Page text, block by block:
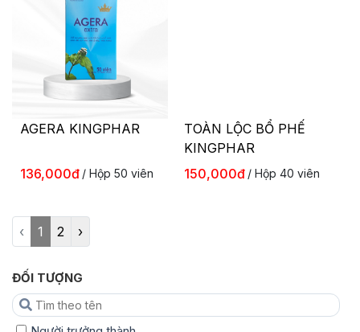
ĐỐI TƯỢNG
AGERA KINGPHAR
136,000đ / Hộp 50 viên
TOÀN LỘC BỔ PHẾ
KINGPHAR
150,000đ / Hộp 40 viên
‹ 1 2 ›